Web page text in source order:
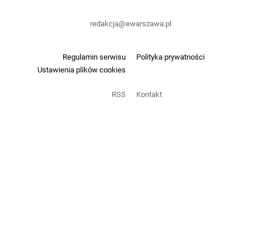
Regulamin serwisu
Polityka prywatności
Ustawienia plików cookies
RSS Kontakt
redakcja@ewarszawa.pl